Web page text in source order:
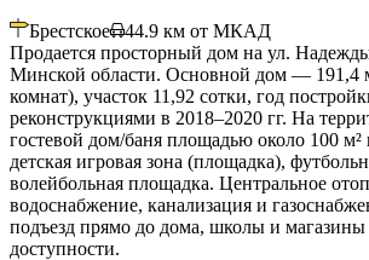
Брестское 44.9 км от МКАД
Продается просторный дом на ул.
Минской области. Основной дом — 191,4
комнат), участок 11,92 сотки, год
реконструкциями в 2018–2020 гг. На
гостевой дом/баня площадью около 100 м²
детская игровая зона (площадка),
волейбольная площадка. Центральное
водоснабжение, канализация и
подъезд прямо до дома, школы и
доступности.